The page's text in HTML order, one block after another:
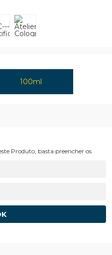
100ml
Produto, basta preencher os